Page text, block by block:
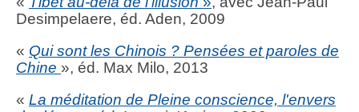
Desimpelaere, éd. Aden, 2009
« Qui sont les Chinois ? Pensées et paroles de
Chine », éd. Max Milo, 2013
« La méditation de Pleine conscience, l'envers